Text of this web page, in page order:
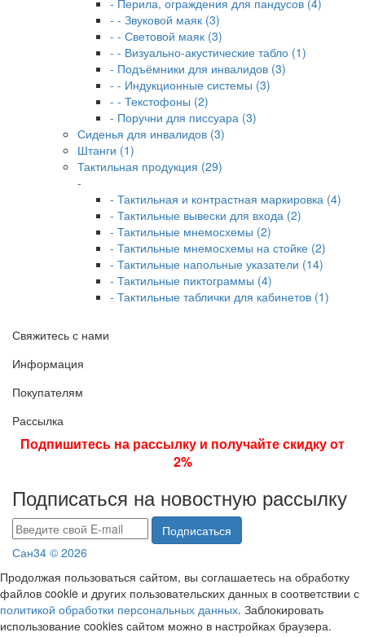
- Перила, ограждения для пандусов (4)
- - Звуковой маяк (3)
- - Световой маяк (3)
- - Визуально-акустические табло (1)
- Подъёмники для инвалидов (3)
- - Индукционные системы (3)
- - Текстофоны (2)
- Поручни для писсуара (3)
Сиденья для инвалидов (3)
Штанги (1)
Тактильная продукция (29)
-
- Тактильная и контрастная маркировка (4)
- Тактильные вывески для входа (2)
- Тактильные мнемосхемы (2)
- Тактильные мнемосхемы на стойке (2)
- Тактильные напольные указатели (14)
- Тактильные пиктограммы (4)
- Тактильные таблички для кабинетов (1)
Свяжитесь с нами
Информация
Покупателям
Рассылка
Подпишитесь на рассылку и получайте скидку от
2%
Подписаться на новостную рассылку
Подписаться
Сан34 © 2026
Продолжая пользоваться сайтом, вы соглашаетесь на обработку
файлов cookie и других пользовательских данных в соответствии с
политикой обработки персональных данных. Заблокировать
использование cookies сайтом можно в настройках браузера.